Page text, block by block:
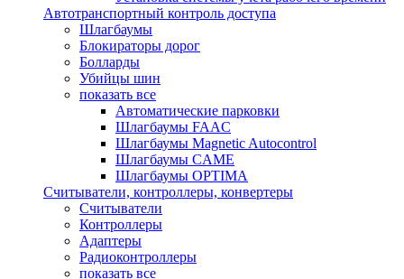
Автотранспортный контроль доступа
Шлагбаумы
Блокираторы дорог
Болларды
Убийцы шин
показать все
Автоматические парковки
Шлагбаумы FAAC
Шлагбаумы Magnetic Autocontrol
Шлагбаумы CAME
Шлагбаумы OPTIMA
Считыватели, контроллеры, конвертеры
Считыватели
Контроллеры
Адаптеры
Радиоконтроллеры
показать все